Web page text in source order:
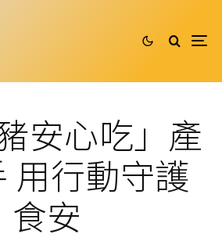
安心吃」產
用行動守護
食安